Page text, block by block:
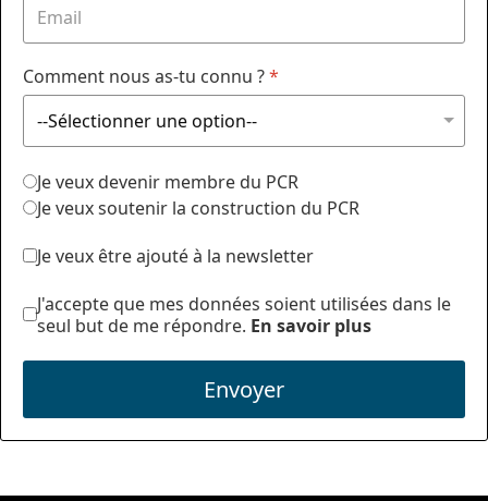
Comment nous as-tu connu ?*
Je veux devenir membre du PCR
Je veux soutenir la construction du PCR
Je veux être ajouté à la newsletter
J'accepte que mes données soient utilisées dans le
seul but de me répondre. En savoir plus
Envoyer